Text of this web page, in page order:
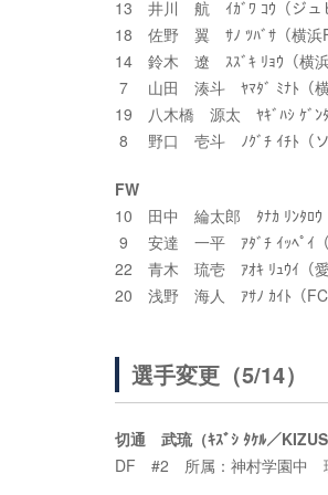
13 井川 航 ｲｶﾞﾜ ｺｳ（ジュ
18 佐野 翼 ｻﾉ ﾂﾊﾞｻ（横浜F
14 鈴木 遼 ｽｽﾞｷ ﾘｮｳ（横浜
7 山田 湊斗 ﾔﾏﾀﾞ ﾐﾅﾄ（横
19 八木橋 源太 ﾔｷﾞﾊｼ ｹﾞﾝﾀ
8 野口 壱斗 ﾉｸﾞﾁ ｲﾁﾄ（ソ
FW
10 田中 綸太郎 ﾀﾅｶ ﾘﾝﾀﾛｳ
9 安達 一平 ｱﾀﾞﾁ ｲｯﾍﾟｲ（
22 青木 琉壱 ｱｵｷ ﾘｭｳｲ（愛
20 浅野 海人 ｱｻﾉ ｶｲﾄ（FC
選手変更（5/14）
切通 武琉（ｷｽﾞｼ ﾀｹﾙ／
DF #2 所属：神村学園中